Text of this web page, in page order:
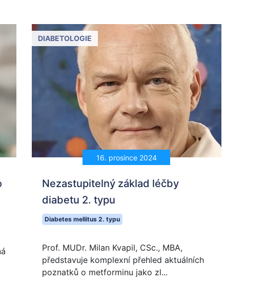
16. prosince 2024
DIABETOLOGIE
Nezastupitelný základ léčby
diabetu 2. typu
Diabetes mellitus 2. typu
Prof. MUDr. Milan Kvapil, CSc., MBA,
představuje komplexní přehled aktuálních
poznatků o metforminu jako zl...